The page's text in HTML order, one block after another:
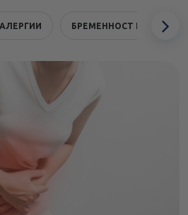
АЛЕРГИИ БРЕМЕННОСТ И ЗДРАВЕ